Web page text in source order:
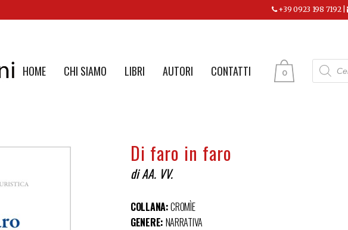
+39 0923 198 7192 |
0
Ricerca
prodotti
HOME CHI SIAMO LIBRI AUTORI CONTATTI
Di faro in faro
di AA. VV.
COLLANA:CROMÌE
GENERE: NARRATIVA